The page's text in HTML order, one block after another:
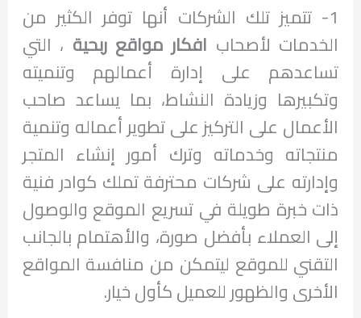
1- تتميز تلك الشركات أنها توفر الكثير من
الخدمات لأصحاب افكار مواقع ربحية ، التي
تساعدهم على إدارة أعمالهم وتنميته
وتكبيرها وزيادة النشاط، بما يساعد صاحب
الأعمال على التركيز على تطوير أعماله وتنمية
منتجاته وخدماته وترك أمور إنشاء المتجر
وإدارته على شركات محترفة تملك كوادر فنية
ذات خبرة طويلة في تسريع الموقع والوصول
إلى العملاء بأفضل صورة، والأهتمام بالجانب
التقني للموقع ليتمكن من منافسة المواقع
الأخرى والظهور للعميل كأول خيار.